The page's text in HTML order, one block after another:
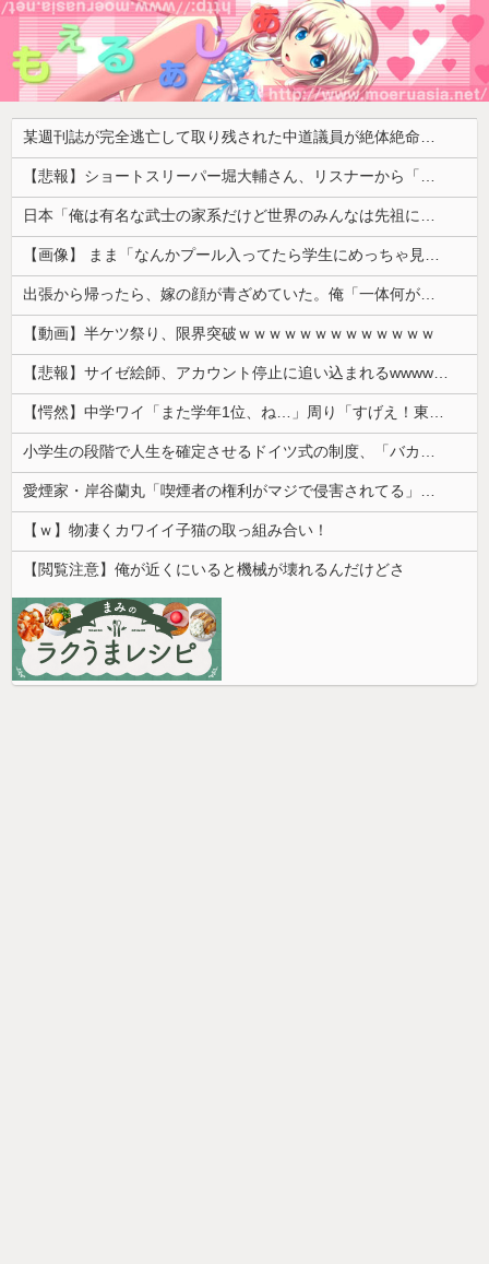
某週刊誌が完全逃亡して取り残された中道議員が絶体絶命の窮地、「今度は宏池会に矛先を向けたか……」と節操の無さに呆れる人が続出
【悲報】ショートスリーパー堀大輔さん、リスナーから「寝たほうがいい！」と言われてガチギレし炎上 → 高須幹也医師の医学的アドバイスに激昂 ｗｗｗｗｗｗｗｗｗ
日本「俺は有名な武士の家系だけど世界のみんなは先祖に偉人っている？」
【画像】 まま「なんかプール入ってたら学生にめっちゃ見られたw」
出張から帰ったら、嫁の顔が青ざめていた。俺「一体何があったんだ？」嫁「…」→子供たちに話を聞くと…
【動画】半ケツ祭り、限界突破ｗｗｗｗｗｗｗｗｗｗｗｗｗ
【悲報】サイゼ絵師、アカウント停止に追い込まれるwwwwwww
【愕然】中学ワイ「また学年1位、ね…」周り「すげえ！東大行け！」⇒結果ｗｗｗｗｗｗｗ
小学生の段階で人生を確定させるドイツ式の制度、「バカを振い落せるから合理的だ」と自惚れていた結果……
愛煙家・岸谷蘭丸「喫煙者の権利がマジで侵害されてる」と私見 「いくら税金を我々が払ってるんだと」
【ｗ】物凄くカワイイ子猫の取っ組み合い！
【閲覧注意】俺が近くにいると機械が壊れるんだけどさ